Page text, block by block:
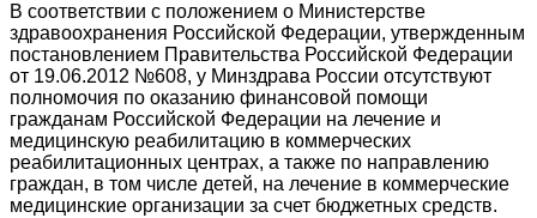
В соответствии с положением о Министерстве
здравоохранения Российской Федерации, утвержденным
постановлением Правительства Российской Федерации
от 19.06.2012 №608, у Минздрава России отсутствуют
полномочия по оказанию финансовой помощи
гражданам Российской Федерации на лечение и
медицинскую реабилитацию в коммерческих
реабилитационных центрах, а также по направлению
граждан, в том числе детей, на лечение в коммерческие
медицинские организации за счет бюджетных средств.